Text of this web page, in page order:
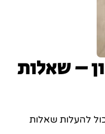
– שאלות
להעלות שאלות